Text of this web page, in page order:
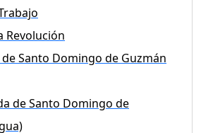
Revolución
Santo Domingo de Guzmán
de Santo Domingo de